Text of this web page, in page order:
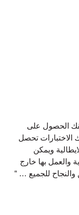
الحصول على
تحصل
ويمكن
بها خارج
للجميع … “